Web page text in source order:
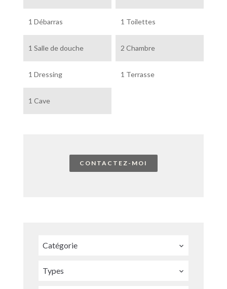
1 Débarras 1 Toilettes
1 Salle de douche 2 Chambre
1 Dressing 1 Terrasse
1 Cave
CONTACTEZ-MOI
Catégorie
Types